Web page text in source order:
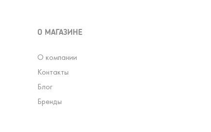
О МАГАЗИНЕ
О компании
Контакты
Блог
Бренды